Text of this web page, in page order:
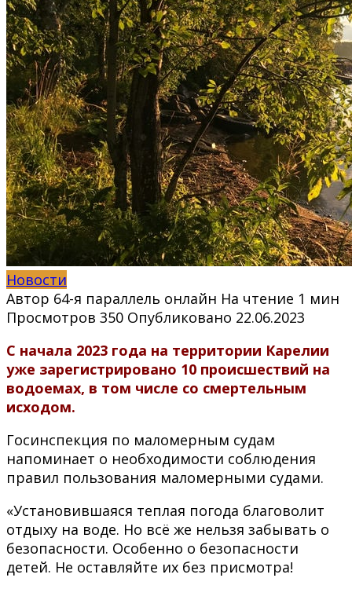
Новости
Автор 64-я параллель онлайн На чтение 1 мин
Просмотров 350 Опубликовано 22.06.2023
С начала 2023 года на территории Карелии
уже зарегистрировано 10 происшествий на
водоемах, в том числе со смертельным
исходом.
Госинспекция по маломерным судам
напоминает о необходимости соблюдения
правил пользования маломерными судами.
«Установившаяся теплая погода благоволит
отдыху на воде. Но всё же нельзя забывать о
безопасности. Особенно о безопасности
детей. Не оставляйте их без присмотра!